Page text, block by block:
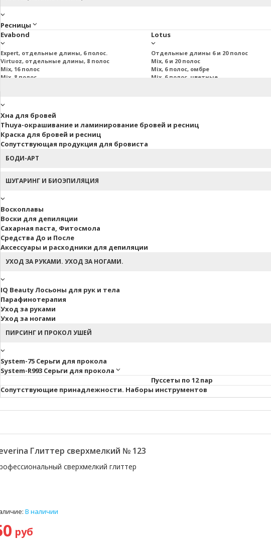
Ресницы
Lotus
Отдельные длины 6 и 20 полос
Mix, 6 и 20 полос
Mix, 6 полос, омбре
Mix, 6 полос, цветные
Evabond
Expert, отдельные длины, 6 полос.
Virtuoz, отдельные длины, 8 полос
Mix, 16 полос
Mix, 8 полос
Хна для бровей
Thuya-окрашивание и ламинирование бровей и ресниц
Краска для бровей и ресниц
Сопутствующая продукция для бровиста
БОДИ-АРТ
ШУГАРИНГ И БИОЭПИЛЯЦИЯ
Воскоплавы
Воски для депиляции
Сахарная паста, Фитосмола
Средства До и После
Аксессуары и расходники для депиляции
УХОД ЗА РУКАМИ. УХОД ЗА НОГАМИ.
IQ Beauty Лосьоны для рук и тела
Парафинотерапия
Уход за руками
Уход за ногами
ПИРСИНГ И ПРОКОЛ УШЕЙ
System-75 Серьги для прокола
System-R993 Серьги для прокола
Пуссеты по 12 пар
Cопутствующие принадлежности. Наборы инструментов
Глиттер сверхмелкий № 123
сверхмелкий глиттер
В наличии
руб